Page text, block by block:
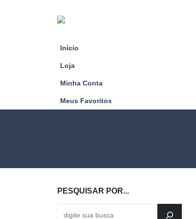
Início
Loja
Minha Conta
Meus Favoritos
PESQUISAR POR...